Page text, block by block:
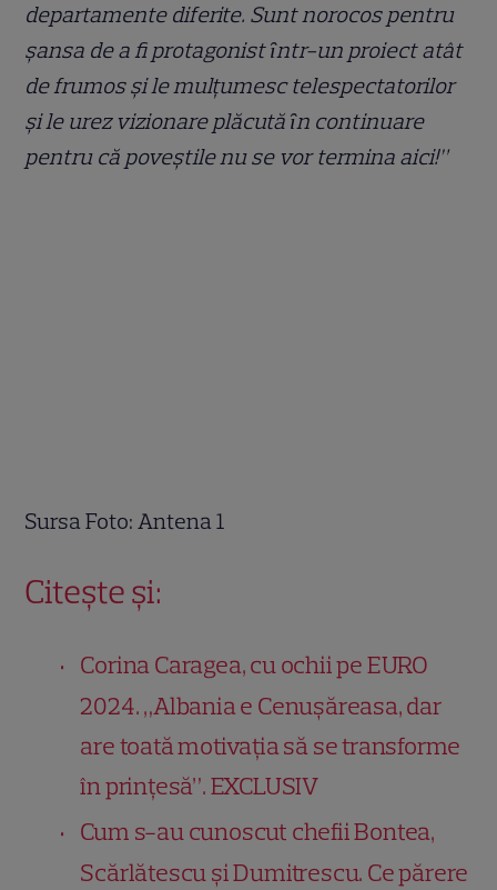
departamente diferite. Sunt norocos pentru
șansa de a fi protagonist ȋntr-un proiect atât
de frumos și le mulţumesc telespectatorilor
și le urez vizionare plăcută ȋn continuare
pentru că poveștile nu se vor termina aici!”
Sursa Foto: Antena 1
Citește și:
Corina Caragea, cu ochii pe EURO
2024. „Albania e Cenușăreasa, dar
are toată motivația să se transforme
în prințesă”. EXCLUSIV
Cum s-au cunoscut chefii Bontea,
Scărlătescu și Dumitrescu. Ce părere